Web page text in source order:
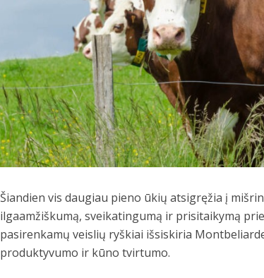
Šiandien vis daugiau pieno ūkių atsigręžia į
ilgaamžiškumą, sveikatingumą ir prisitaikymą
pasirenkamų veislių ryškiai išsiskiria
produktyvumo ir kūno tvirtumo.